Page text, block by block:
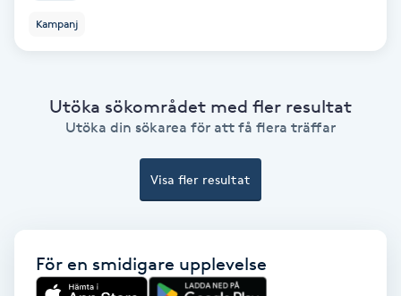
Ryggmassage
Samtalsterapi
Singelfransar
Kampanj
Utöka sökområdet med fler resultat
Utöka din sökarea för att få flera träffar
Visa fler resultat
För en smidigare upplevelse